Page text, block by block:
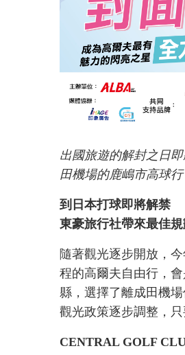
出國旅遊的解封之日
田機場的鹿嶋市高球
到日本打球即將解禁
東豪旅行社帶來最佳規
隨著觀光逐步開放，
程的高爾夫自由行，
縣，選擇了離成田機
觀光政策逐步調整，
CENTRAL GOLF